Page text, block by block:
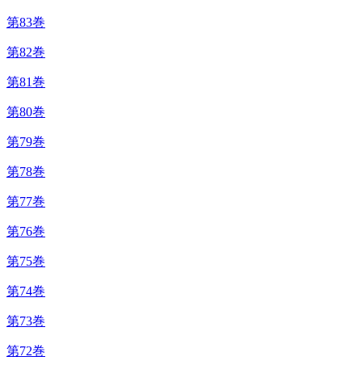
第83巻
第82巻
第81巻
第80巻
第79巻
第78巻
第77巻
第76巻
第75巻
第74巻
第73巻
第72巻